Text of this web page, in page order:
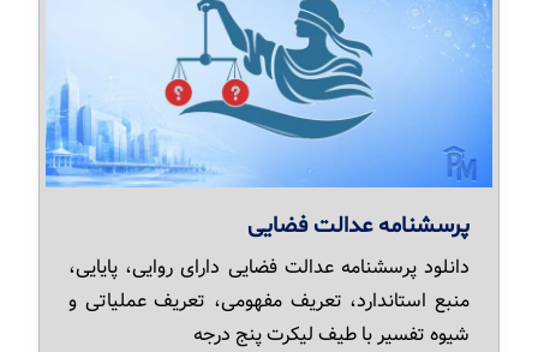
پرسشنامه عدالت فضایی
دانلود پرسشنامه عدالت فضایی دارای روایی، پایایی،
منبع استاندارد، تعریف مفهومی، تعریف عملیاتی و
شیوه تفسیر با طیف لیکرت پنج درجه